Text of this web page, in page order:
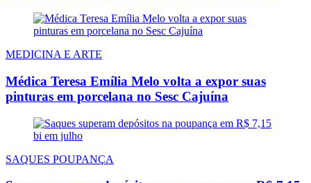
MEDICINA E ARTE
Médica Teresa Emília Melo volta a expor suas
pinturas em porcelana no Sesc Cajuína
SAQUES POUPANÇA